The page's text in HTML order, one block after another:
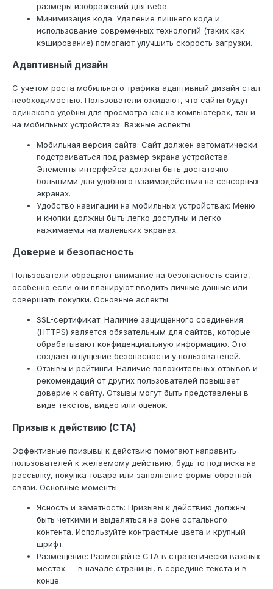
размеры изображений для веба.
Минимизация кода: Удаление лишнего кода и
использование современных технологий (таких как
кэширование) помогают улучшить скорость загрузки.
Адаптивный дизайн
С учетом роста мобильного трафика адаптивный дизайн стал
необходимостью. Пользователи ожидают, что сайты будут
одинаково удобны для просмотра как на компьютерах, так и
на мобильных устройствах. Важные аспекты:
Мобильная версия сайта: Сайт должен автоматически
подстраиваться под размер экрана устройства.
Элементы интерфейса должны быть достаточно
большими для удобного взаимодействия на сенсорных
экранах.
Удобство навигации на мобильных устройствах: Меню
и кнопки должны быть легко доступны и легко
нажимаемы на маленьких экранах.
Доверие и безопасность
Пользователи обращают внимание на безопасность сайта,
особенно если они планируют вводить личные данные или
совершать покупки. Основные аспекты:
SSL-сертификат: Наличие защищенного соединения
(HTTPS) является обязательным для сайтов, которые
обрабатывают конфиденциальную информацию. Это
создает ощущение безопасности у пользователей.
Отзывы и рейтинги: Наличие положительных отзывов и
рекомендаций от других пользователей повышает
доверие к сайту. Отзывы могут быть представлены в
виде текстов, видео или оценок.
Призыв к действию (CTA)
Эффективные призывы к действию помогают направить
пользователей к желаемому действию, будь то подписка на
рассылку, покупка товара или заполнение формы обратной
связи. Основные моменты:
Ясность и заметность: Призывы к действию должны
быть четкими и выделяться на фоне остального
контента. Используйте контрастные цвета и крупный
шрифт.
Размещение: Размещайте CTA в стратегически важных
местах — в начале страницы, в середине текста и в
конце.